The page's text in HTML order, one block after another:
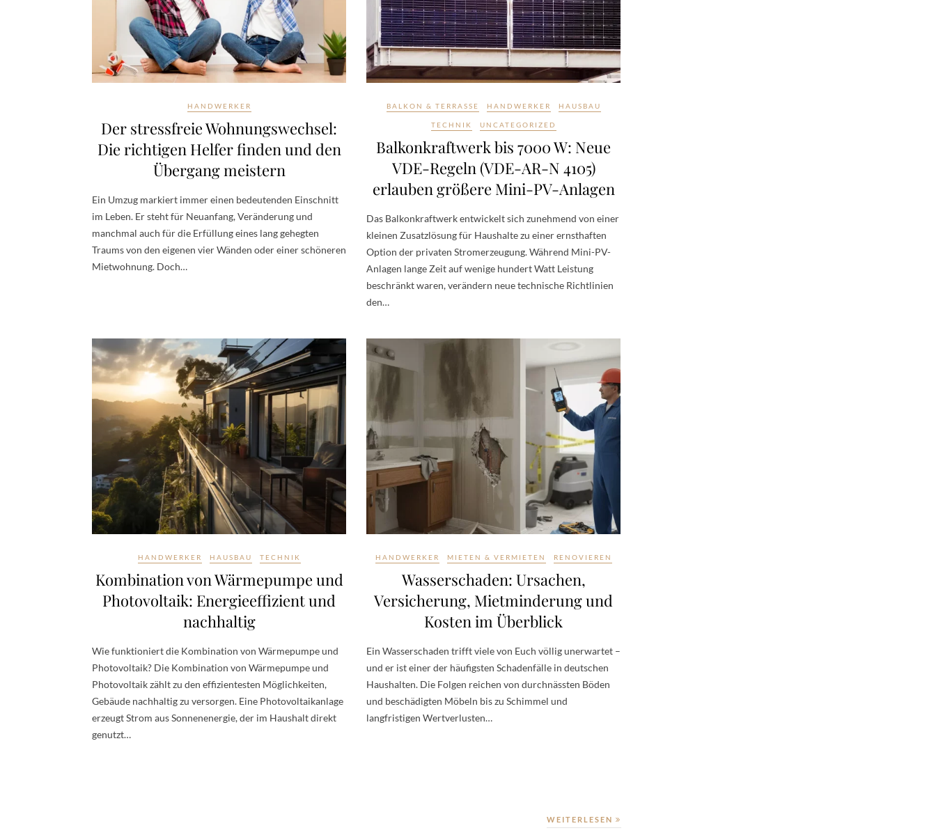
HANDWERKER
Der stressfreie Wohnungswechsel:
Die richtigen Helfer finden und den
Übergang meistern
Ein Umzug markiert immer einen bedeutenden Einschnitt
im Leben. Er steht für Neuanfang, Veränderung und
manchmal auch für die Erfüllung eines lang gehegten
Traums von den eigenen vier Wänden oder einer schöneren
Mietwohnung. Doch…
BALKON & TERRASSE HANDWERKER HAUSBAU
TECHNIK UNCATEGORIZED
Balkonkraftwerk bis 7000 W: Neue
VDE-Regeln (VDE-AR-N 4105)
erlauben größere Mini-PV-Anlagen
Das Balkonkraftwerk entwickelt sich zunehmend von einer
kleinen Zusatzlösung für Haushalte zu einer ernsthaften
Option der privaten Stromerzeugung. Während Mini-PV-
Anlagen lange Zeit auf wenige hundert Watt Leistung
beschränkt waren, verändern neue technische Richtlinien
den…
HANDWERKER HAUSBAU TECHNIK
Kombination von Wärmepumpe und
Photovoltaik: Energieeffizient und
nachhaltig
Wie funktioniert die Kombination von Wärmepumpe und
Photovoltaik? Die Kombination von Wärmepumpe und
Photovoltaik zählt zu den effizientesten Möglichkeiten,
Gebäude nachhaltig zu versorgen. Eine Photovoltaikanlage
erzeugt Strom aus Sonnenenergie, der im Haushalt direkt
genutzt…
HANDWERKER MIETEN & VERMIETEN RENOVIEREN
Wasserschaden: Ursachen,
Versicherung, Mietminderung und
Kosten im Überblick
Ein Wasserschaden trifft viele von Euch völlig unerwartet –
und er ist einer der häufigsten Schadenfälle in deutschen
Haushalten. Die Folgen reichen von durchnässten Böden
und beschädigten Möbeln bis zu Schimmel und
langfristigen Wertverlusten…
WEITERLESEN